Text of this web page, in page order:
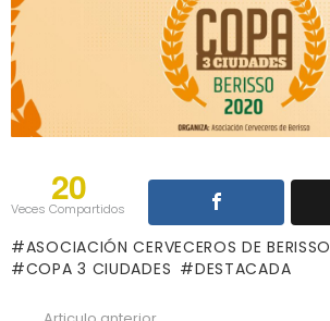
20
Veces Compartidos
ASOCIACIÓN CERVECEROS DE BERISSO
COPA 3 CIUDADES
DESTACADA